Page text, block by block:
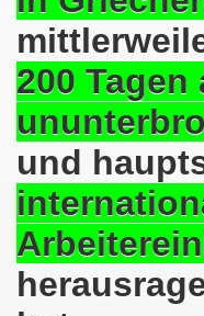
200
und
im neuen
am
zur Kommunalwahl
eine einzigartige
Gelsenkirchen
21 Jahre